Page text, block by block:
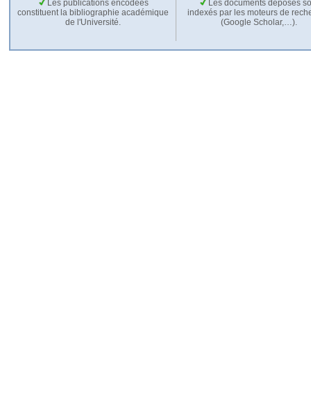
Les publications encodées
constituent la bibliographie académique
de l'Université.
Les documents déposés
indexés par les moteurs de
(Google Scholar,…).